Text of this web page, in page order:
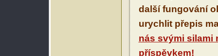
další fungování
urychlit přepis
nás svými silami
příspěvkem!